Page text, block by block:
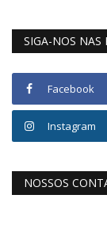
SIGA-NOS NAS
Facebook
Instagram
NOSSOS